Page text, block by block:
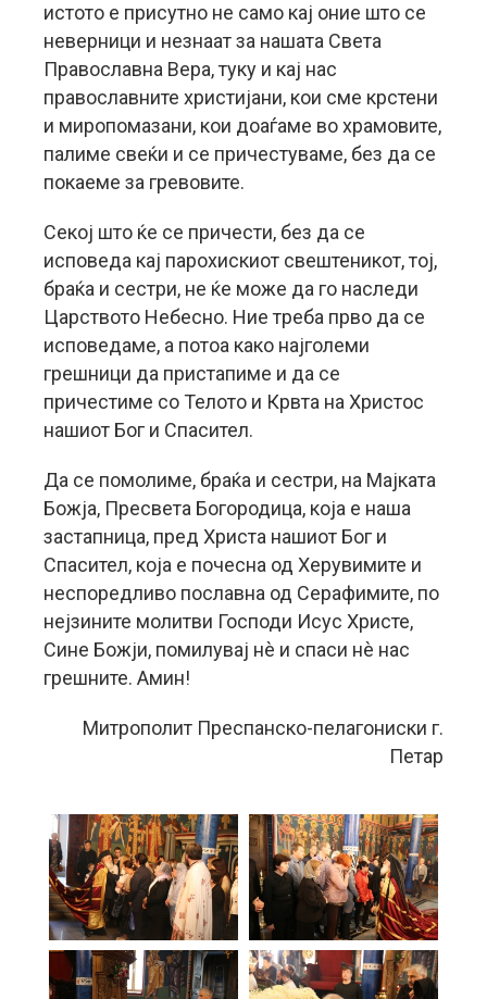
истото е присутно не само кај оние што се
неверници и незнаат за нашата Света
Православна Вера, туку и кај нас
православните христијани, кои сме крстени
и миропомазани, кои доаѓаме во храмовите,
палиме свеќи и се причестуваме, без да се
покаеме за гревовите.
Секој што ќе се причести, без да се
исповеда кај парохискиот свештеникот, тој,
браќа и сестри, не ќе може да го наследи
Царството Небесно. Ние треба прво да се
исповедаме, а потоа како најголеми
грешници да пристапиме и да се
причестиме со Телото и Крвта на Христос
нашиот Бог и Спасител.
Да се помолиме, браќа и сестри, на Мајката
Божја, Пресвета Богородица, која е наша
застапница, пред Христа нашиот Бог и
Спасител, која е почесна од Херувимите и
неспоредливо пославна од Серафимите, по
нејзините молитви Господи Исус Христе,
Сине Божји, помилувај нè и спаси нè нас
грешните. Амин!
Митрополит Преспанско-пелагониски г.
Петар